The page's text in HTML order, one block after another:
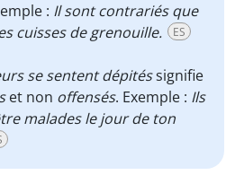
: Il sont contrariés que
cuisses de grenouille.
ES
se sentent dépitéssignifie
et non offensés. Exemple : Ils
malades le jour de ton